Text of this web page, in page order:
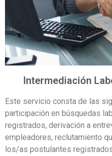
Intermediación
Este servicio consta de las
participación en búsquedas
registrados, derivación a
empleadores, reclutamiento
los/as postulantes